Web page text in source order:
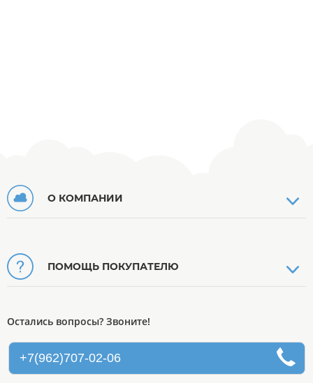
О КОМПАНИИ
ПОМОЩЬ ПОКУПАТЕЛЮ
Остались вопросы? Звоните!
+7(962)707-02-06